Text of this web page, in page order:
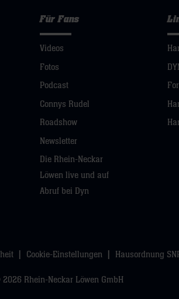
Für Fans
Videos
Fotos
Podcast
Connys Rudel
Roadshow
Newsletter
Die Rhein-Neckar
Löwen live und auf
Abruf bei Dyn
Cookie-Einstellungen Hausordnung
Rhein-Neckar Löwen GmbH